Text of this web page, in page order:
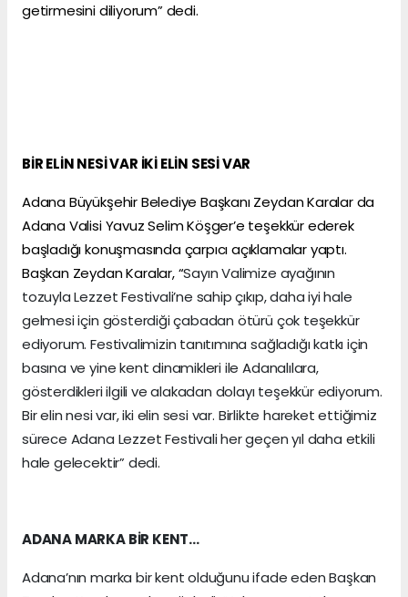
getirmesini diliyorum” dedi.
BİR ELİN NESİ VAR İKİ ELİN SESİ VAR
Adana Büyükşehir Belediye Başkanı Zeydan Karalar da
Adana Valisi Yavuz Selim Köşger’e teşekkür ederek
başladığı konuşmasında çarpıcı açıklamalar yaptı.
Başkan Zeydan Karalar, “Sayın Valimize ayağının
tozuyla Lezzet Festivali’ne sahip çıkıp, daha iyi hale
gelmesi için gösterdiği çabadan ötürü çok teşekkür
ediyorum. Festivalimizin tanıtımına sağladığı katkı için
basına ve yine kent dinamikleri ile Adanalılara,
gösterdikleri ilgili ve alakadan dolayı teşekkür ediyorum.
Bir elin nesi var, iki elin sesi var. Birlikte hareket ettiğimiz
sürece Adana Lezzet Festivali her geçen yıl daha etkili
hale gelecektir” dedi.
ADANA MARKA BİR KENT…
Adana’nın marka bir kent olduğunu ifade eden Başkan